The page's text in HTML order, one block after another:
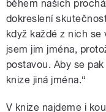
během našich
dokreslení
když každé z nich se
jsem jim jména,
postavou. Aby se
knize jiná jména.“
V knize najdeme i